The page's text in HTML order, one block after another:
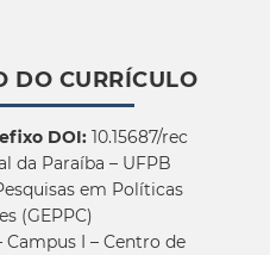
DO CURRÍCULO
DOI:10.15687/rec
da Paraíba – UFPB
em Políticas
(GEPPC)
I – Centro de